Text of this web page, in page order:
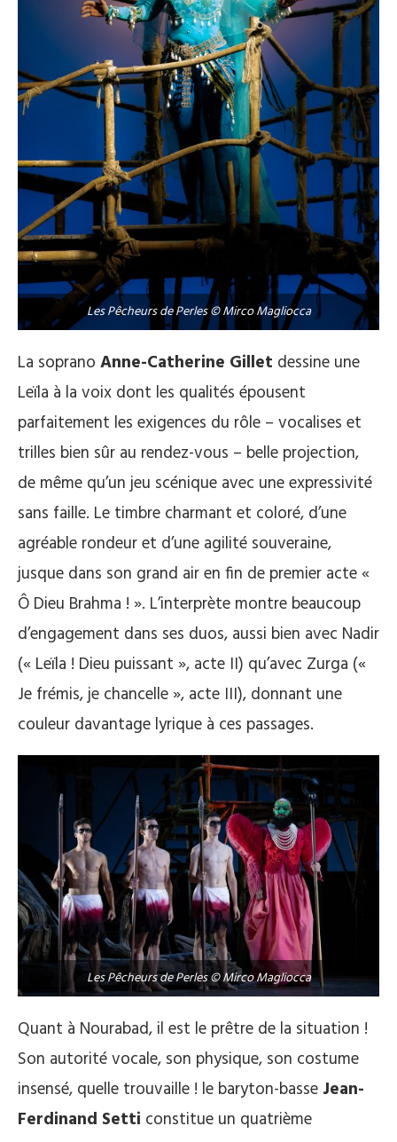
Les Pêcheurs de Perles © Mirco Magliocca
La soprano Anne-Catherine Gillet dessine une
Leïla à la voix dont les qualités épousent
parfaitement les exigences du rôle – vocalises et
trilles bien sûr au rendez-vous – belle projection,
de même qu’un jeu scénique avec une expressivité
sans faille. Le timbre charmant et coloré, d’une
agréable rondeur et d’une agilité souveraine,
jusque dans son grand air en fin de premier acte «
Ô Dieu Brahma ! ». L’interprète montre beaucoup
d’engagement dans ses duos, aussi bien avec Nadir
(« Leïla ! Dieu puissant », acte II) qu’avec Zurga («
Je frémis, je chancelle », acte III), donnant une
couleur davantage lyrique à ces passages.
Les Pêcheurs de Perles © Mirco Magliocca
Quant à Nourabad, il est le prêtre de la situation !
Son autorité vocale, son physique, son costume
insensé, quelle trouvaille ! le baryton-basse Jean-
Ferdinand Setti constitue un quatrième